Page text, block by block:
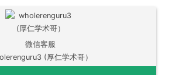
微信客服
(厚仁学术哥）